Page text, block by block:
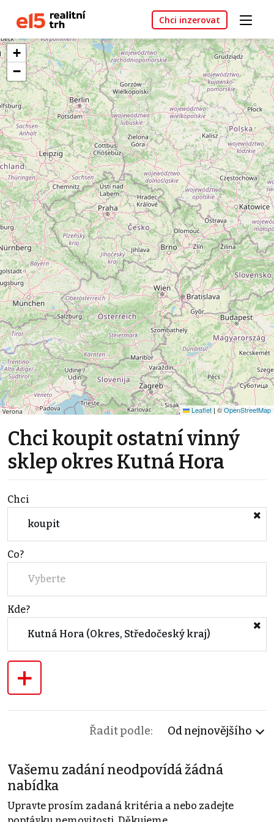
Chci inzerovat
+
−
Leaflet | ©OpenStreetMap
Chci koupit ostatní vinný
sklep okres Kutná Hora
Chci
koupit
Co?
Vyberte
Kde?
Kutná Hora (Okres, Středočeský kraj)
+
Řadit podle: Od nejnovějšího
Vašemu zadání neodpovídá žádná
nabídka
Upravte prosím zadaná kritéria a nebo zadejte